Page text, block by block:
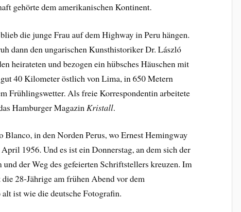
gehörte dem amerikanischen Kontinent.
die junge Frau auf dem Highway in Peru hängen.
dann den ungarischen Kunsthistoriker Dr. László
heirateten und bezogen ein hübsches Häuschen mit
40 Kilometer östlich von Lima, in 650 Metern
Frühlingswetter. Als freie Korrespondentin arbeitete
Hamburger Magazin Kristall.
Blanco, in den Norden Perus, wo Ernest Hemingway
1956. Und es ist ein Donnerstag, an dem sich der
der Weg des gefeierten Schriftstellers kreuzen. Im
die 28-Jährige am frühen Abend vor dem
ist wie die deutsche Fotografin.